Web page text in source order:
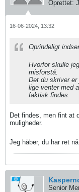
Oprettet:
16-06-2024, 13:32
Oprindeligt
Hvorfor skulle
misforstå.
Det du skriver
lige venter med
faktisk findes.
Det findes, men fint at
muligheder.
Jeg håber, du har ret
Senior